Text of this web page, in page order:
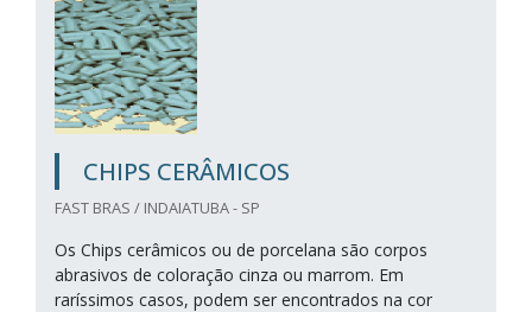
CHIPS CERÂMICOS
FAST BRAS / INDAIATUBA - SP
Os Chips cerâmicos ou de porcelana são corpos
abrasivos de coloração cinza ou marrom. Em
raríssimos casos, podem ser encontrados na cor